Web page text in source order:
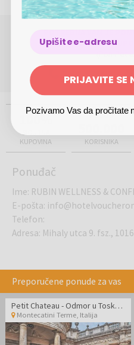
0800 420000
100%
KUPOVINA
VIŠE OD
KORISNIKA
Ponuđač
Ime: RUBIN WELLNESS &
E-pošta:
Telefon:
Adresa: Mihaly utca 9. fsz.,
Preporučene ponude za vas
Petit Chateau - Odmor u Toskani i opuštanje u Montecatini Termama
Montecatini Terme, Italija
PRIJAVITE SE
Pozivamo Vas da pročitate